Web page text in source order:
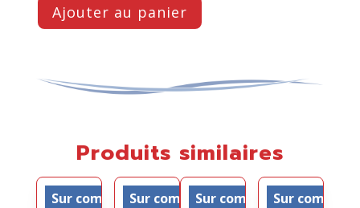
Ajouter au panier
Produits similaires
Sur commandeSur commandeSur commande
Sur